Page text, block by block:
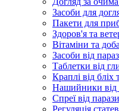
Засоби для
Пакети для
Здоров'я та
Вітаміни та
Засоби від
Таблетки від
Краплі від бліх
Нашийники від
Спреї від
Регуляція